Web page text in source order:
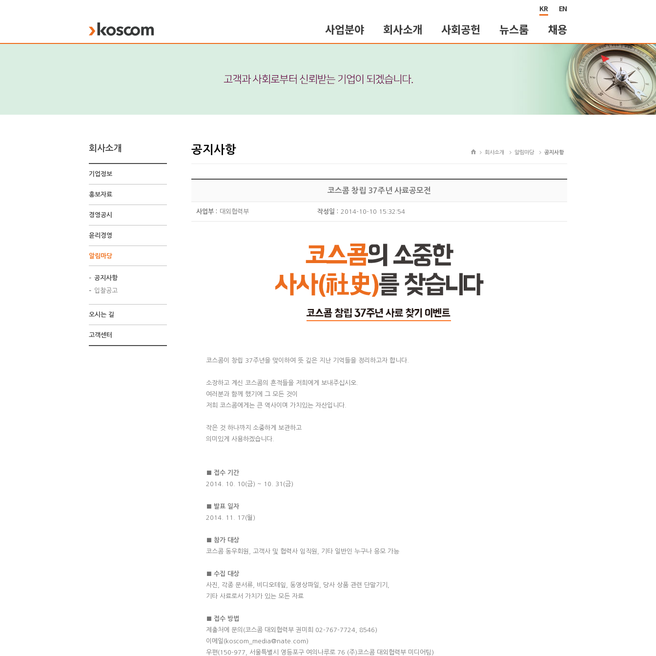
KR EN
KOSCOM 사업분야 회사소개 사회공헌 뉴스룸 채용
회사소개
기업정보
홍보자료
경영공시
윤리경영
알림마당
공지사항
입찰공고
오시는 길
고객센터
공지사항 회사소개 알림마당 공지사항
코스콤 창립 37주년 사료공모전
사업부 : 대외협력부 작성일 : 2014-10-10 15:32:54
코스콤이 창립 37주년을 맞이하여 뜻 깊은 지난 기억들을 정리하고자 합니다.
소장하고 계신 코스콤의 흔적들을 저희에게 보내주십시오.
여러분과 함께 했기에 그 모든 것이
저희 코스콤에게는 큰 역사이며 가치있는 자산입니다.
작은 것 하나까지 소중하게 보관하고
의미있게 사용하겠습니다.
■ 접수 기간
2014. 10. 10(금) ~ 10. 31(금)
■ 발표 일자
2014. 11. 17(월)
■ 참가 대상
코스콤 동우회원, 고객사 및 협력사 임직원, 기타 일반인 누구나 응모 가능
■ 수집 대상
사진, 각종 문서류, 비디오테잎, 동영상파일, 당사 상품 관련 단말기기,
기타 사료로서 가치가 있는 모든 자료
■ 접수 방법
제출처에 문의(코스콤 대외협력부 권미희 02-767-7724, 8546)
이메일(koscom_media@nate.com)
우편(150-977, 서울특별시 영등포구 여의나루로 76 (주)코스콤 대외협력부 미디어팀)